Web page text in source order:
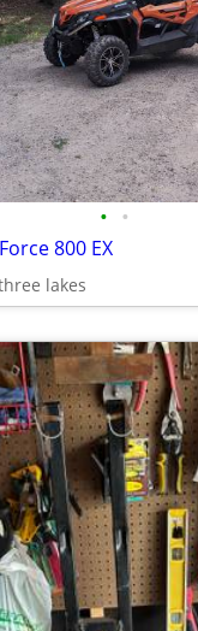
• •
800 EX
lakes